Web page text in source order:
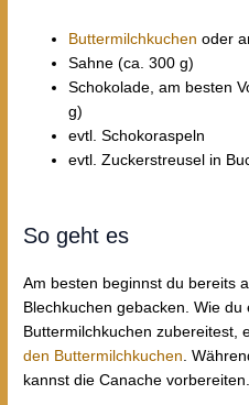
Buttermilchkuchen oder
Sahne (ca. 300 g)
Schokolade, am besten
g)
evtl. Schokoraspeln
evtl. Zuckerstreusel in
So geht es
Am besten beginnst du bereits
Blechkuchen gebacken. Wie du
Buttermilchkuchen zubereitest,
den Buttermilchkuchen.
kannst die Canache vorbereiten.